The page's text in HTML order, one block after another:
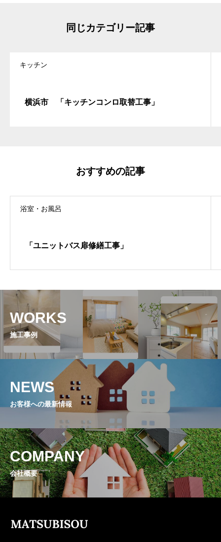
同じカテゴリー記事
キッチン
横浜市 「キッチンコンロ取替工事」
おすすめの記事
浴室・お風呂
「ユニットバス扉修繕工事」
WORKS
施工事例
NEWS
お客様への最新情報
COMPANY
会社概要